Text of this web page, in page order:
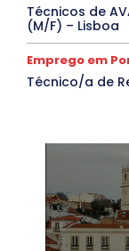
Técnicos de
(M/F) – Lisboa
Emprego em
Técnico/a de